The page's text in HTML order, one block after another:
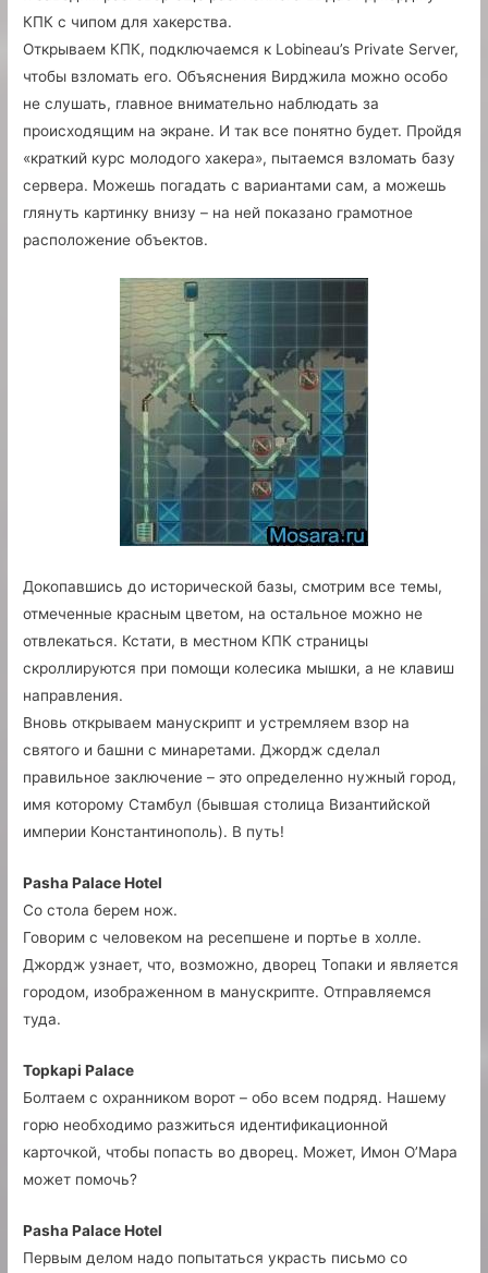
КПК с чипом для хакерства.
Открываем КПК, подключаемся к Lobineau’s Private Server,
чтобы взломать его. Объяснения Вирджила можно особо
не слушать, главное внимательно наблюдать за
происходящим на экране. И так все понятно будет. Пройдя
«краткий курс молодого хакера», пытаемся взломать базу
сервера. Можешь погадать с вариантами сам, а можешь
глянуть картинку внизу – на ней показано грамотное
расположение объектов.
Докопавшись до исторической базы, смотрим все темы,
отмеченные красным цветом, на остальное можно не
отвлекаться. Кстати, в местном КПК страницы
скроллируются при помощи колесика мышки, а не клавиш
направления.
Вновь открываем манускрипт и устремляем взор на
святого и башни с минаретами. Джордж сделал
правильное заключение – это определенно нужный город,
имя которому Стамбул (бывшая столица Византийской
империи Константинополь). В путь!
Pasha Palace Hotel
Со стола берем нож.
Говорим с человеком на ресепшене и портье в холле.
Джордж узнает, что, возможно, дворец Топаки и является
городом, изображенном в манускрипте. Отправляемся
туда.
Topkapi Palace
Болтаем с охранником ворот – обо всем подряд. Нашему
горю необходимо разжиться идентификационной
карточкой, чтобы попасть во дворец. Может, Имон О’Мара
может помочь?
Pasha Palace Hotel
Первым делом надо попытаться украсть письмо со